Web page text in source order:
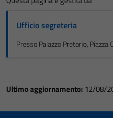
Ufficio segreteria
Presso Palazzo Pretorio, Piazza
Ultimo aggiornamento: 12/08/